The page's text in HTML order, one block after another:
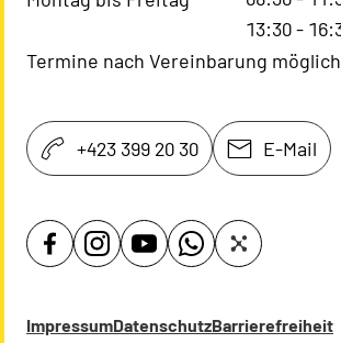
13:30-
Termine nach Vereinbarung möglich
+423 399 20 30 E-Mail
ImpressumDatenschutzBarrierefreiheit